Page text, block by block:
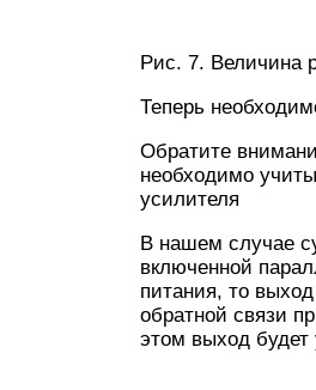
Рис. 7. Величина
Теперь
Обратите
необходимо
усилителя
В нашем случае
включенной
питания, то
обратной связи
этом выход будет